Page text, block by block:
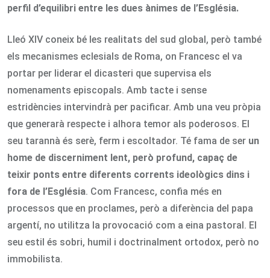
perfil d’equilibri entre les dues ànimes de l’Església.
Lleó XIV coneix bé les realitats del sud global, però també
els mecanismes eclesials de Roma, on Francesc el va
portar per liderar el dicasteri que supervisa els
nomenaments episcopals. Amb tacte i sense
estridències intervindrà per pacificar. Amb una veu pròpia
que generarà respecte i alhora temor als poderosos. El
seu tarannà és serè, ferm i escoltador. Té fama de ser un
home de discerniment lent, però profund, capaç de
teixir ponts entre diferents corrents ideològics dins i
fora de l’Església. Com Francesc, confia més en
processos que en proclames, però a diferència del papa
argentí, no utilitza la provocació com a eina pastoral. El
seu estil és sobri, humil i doctrinalment ortodox, però no
immobilista.